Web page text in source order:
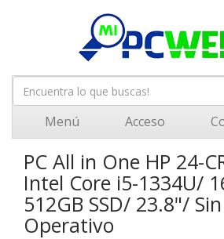
Menú Acceso
PC All in One HP 24-
Intel Core i5-1334U/
512GB SSD/ 23.8"/
Operativo